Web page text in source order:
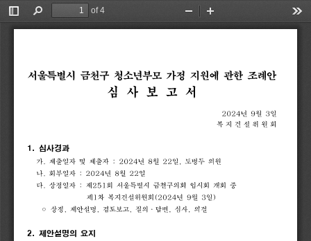
Toggle
Sidebar
Find
of 4
Zoom
Out
In
서울특별시 금천구 청소년부모 가정 지원에 관한 조례안
심 사 보 고 서
2024년 9월 3일
복 지 건 설 위 원 회
1. 심사경과
가 제출일자 및 제출자 : 2024년 8월 22일 도병두 의원
나
회부일자 : 2024년 8월 22일
다
상정일자 : 제251 회 서울특별시 금천구의회 임시회 개회 중
제 1 차 복지건설위원회(2024년 9월 3일)
◦
상정 제안설명 검토보고 질의 답변 심사 의결
2. 제안설명의 요지